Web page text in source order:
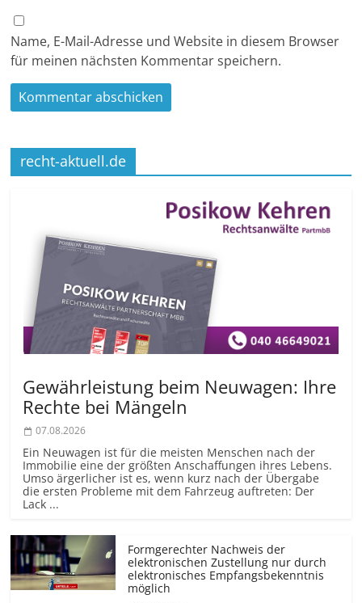
Name, E-Mail-Adresse und Website in diesem Browser
für meinen nächsten Kommentar speichern.
recht-aktuell.de
Gewährleistung beim Neuwagen: Ihre
Rechte bei Mängeln
07.08.2026
Ein Neuwagen ist für die meisten Menschen nach der
Immobilie eine der größten Anschaffungen ihres Lebens.
Umso ärgerlicher ist es, wenn kurz nach der Übergabe
die ersten Probleme mit dem Fahrzeug auftreten: Der
Lack ...
Formgerechter Nachweis der
elektronischen Zustellung nur durch
elektronisches Empfangsbekenntnis
möglich